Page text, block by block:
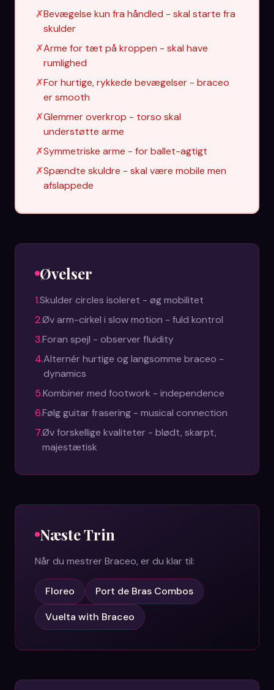
✗Bevægelse kun fra håndled - skal starte fra
skulder
✗Arme for tæt på kroppen - skal have
rumlighed
✗For hurtige, rykkede bevægelser - braceo
er smooth
✗Glemmer overkrop - torso skal
understøtte arme
✗Symmetriske arme - for ballet-agtigt
✗Spændte skuldre - skal være mobile men
afslappede
Øvelser
1.Skulder circles isoleret - øg mobilitet
2.Øv arm-cirkel i slow motion - fuld kontrol
3.Foran spejl - observer fluidity
4.Alternér hurtige og langsomme braceo -
dynamics
5.Kombiner med footwork - independence
6.Følg guitar frasering - musical connection
7.Øv forskellige kvaliteter - blødt, skarpt,
majestætisk
Næste Trin
Når du mestrerBraceo, er du klar til:
Floreo
Port de Bras Combos
Vuelta with Braceo